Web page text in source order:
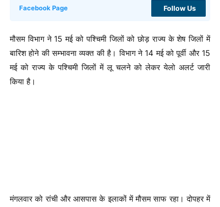
Facebook Page Follow Us
मौसम विभाग ने 15 मई को पश्चिमी जिलों को छोड़ राज्य के शेष जिलों में
बारिश होने की सम्भावना व्यक्त की है। विभाग ने 14 मई को पूर्वी और 15
मई को राज्य के पश्चिमी जिलों में लू चलने को लेकर येलो अलर्ट जारी
किया है।
मंगलवार को रांची और आसपास के इलाकों में मौसम साफ रहा। दोपहर में